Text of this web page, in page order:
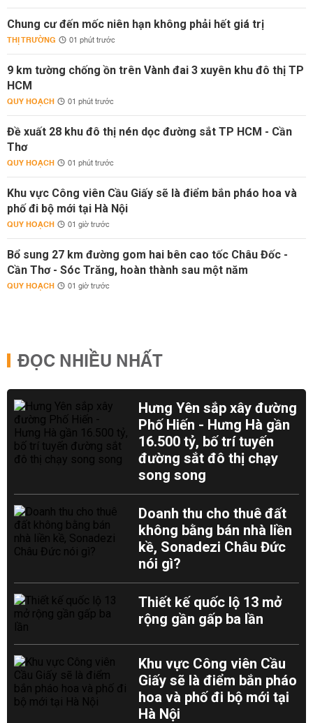
Chung cư đến mốc niên hạn không phải hết giá trị
THỊ TRƯỜNG 01 phút trước
9 km tường chống ồn trên Vành đai 3 xuyên khu đô thị TP
HCM
QUY HOẠCH 01 phút trước
Đề xuất 28 khu đô thị nén dọc đường sắt TP HCM - Cần
Thơ
QUY HOẠCH 01 phút trước
Khu vực Công viên Cầu Giấy sẽ là điểm bắn pháo hoa và
phố đi bộ mới tại Hà Nội
QUY HOẠCH 01 giờ trước
Bổ sung 27 km đường gom hai bên cao tốc Châu Đốc -
Cần Thơ - Sóc Trăng, hoàn thành sau một năm
QUY HOẠCH 01 giờ trước
ĐỌC NHIỀU NHẤT
Hưng Yên sắp xây đường
Phố Hiến - Hưng Hà gần
16.500 tỷ, bố trí tuyến
đường sắt đô thị chạy
song song
Doanh thu cho thuê đất
không bằng bán nhà liền
kề, Sonadezi Châu Đức
nói gì?
Thiết kế quốc lộ 13 mở
rộng gần gấp ba lần
Khu vực Công viên Cầu
Giấy sẽ là điểm bắn pháo
hoa và phố đi bộ mới tại
Hà Nội